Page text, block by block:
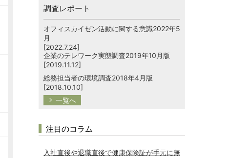
調査レポート
オフィスカイゼン活動に関する意識2022年5
月
[2022.7.24]
企業のテレワーク実態調査2019年10月版
[2019.11.12]
総務担当者の環境調査2018年4月版
[2018.10.10]
一覧へ
注目のコラム
入社直後や退職直後で健康保険証が手元に無